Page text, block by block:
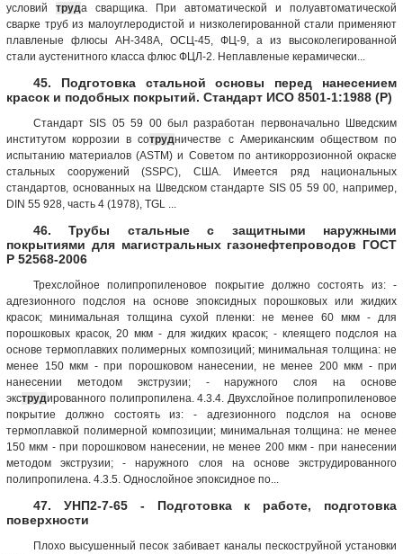
условий труда сварщика. При автоматической и полуавтоматической
сварке труб из малоуглеродистой и низколегированной стали применяют
плавленые флюсы АН-348А, ОСЦ-45, ФЦ-9, а из высоколегированной
стали аустенитного класса флюс ФЦЛ-2. Неплавленые керамически...
45. Подготовка стальной основы перед нанесением
красок и подобных покрытий. Стандарт ИСО 8501-1:1988 (Р)
Стандарт SIS 05 59 00 был разработан первоначально Шведским
институтом коррозии в сотрудничестве с Американским обществом по
испытанию материалов (ASTM) и Советом по антикоррозионной окраске
стальных сооружений (SSPC), США. Имеется ряд национальных
стандартов, основанных на Шведском стандарте SIS 05 59 00, например,
DIN 55 928, часть 4 (1978), TGL ...
46. Трубы стальные с защитными наружными
покрытиями для магистральных газонефтепроводов ГОСТ
Р 52568-2006
Трехслойное полипропиленовое покрытие должно состоять из: -
адгезионного подслоя на основе эпоксидных порошковых или жидких
красок; минимальная толщина сухой пленки: не менее 60 мкм - для
порошковых красок, 20 мкм - для жидких красок; - клеящего подслоя на
основе термоплавких полимерных композиций; минимальная толщина: не
менее 150 мкм - при порошковом нанесении, не менее 200 мкм - при
нанесении методом экструзии; - наружного слоя на основе
экструдированного полипропилена. 4.3.4. Двухслойное полипропиленовое
покрытие должно состоять из: - адгезионного подслоя на основе
термоплавкой полимерной композиции; минимальная толщина: не менее
150 мкм - при порошковом нанесении, не менее 200 мкм - при нанесении
методом экструзии; - наружного слоя на основе экструдированного
полипропилена. 4.3.5. Однослойное эпоксидное по...
47. УНП2-7-65 - Подготовка к работе, подготовка
поверхности
Плохо высушенный песок забивает каналы пескоструйной установки